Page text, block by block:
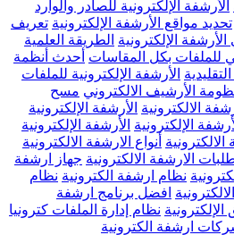
الأرشفة الإلكترونية للصادر والوارد
تحديد مواقع الأرشفة الإلكترونية تعريف
الإلكترونية الطريقة العلمية
بكل المقاسات أحدث أنظمة
الأرشفة الإلكترونية للملفات
الأرشيف الالكتروني مسح
الالكترونية الأرشفة الإلكترونية
الإلكترونية الأرشفة الإلكترونية
أنواع الارشفة الالكترونية
الارشفة الالكترونية جهاز ارشفة
نظام ارشفة الكترونية نظام
افضل برنامج ارشفة
الإلكترونية نظام إدارة الملفات كترونيا
ارشفة الكترونية